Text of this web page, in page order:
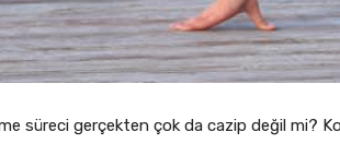
süreci gerçekten çok da cazip değil mi?